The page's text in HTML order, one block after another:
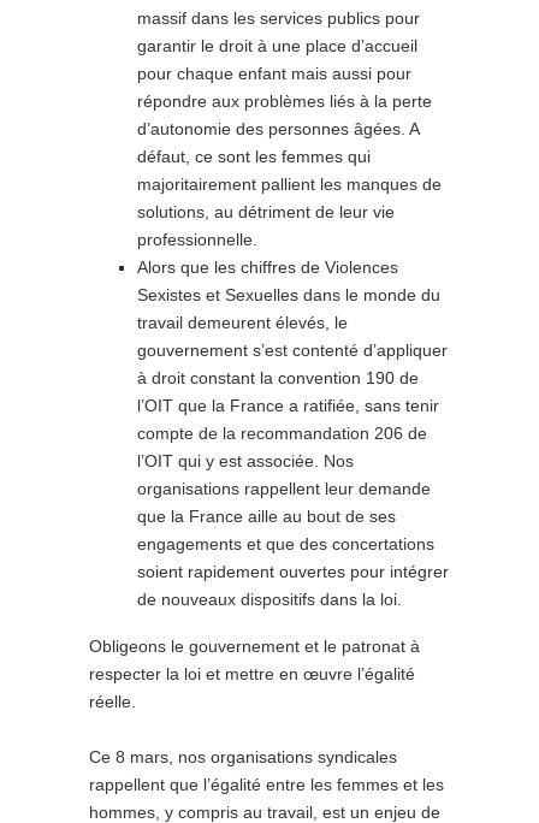
massif dans les services publics pour
garantir le droit à une place d’accueil
pour chaque enfant mais aussi pour
répondre aux problèmes liés à la perte
d’autonomie des personnes âgées. A
défaut, ce sont les femmes qui
majoritairement pallient les manques de
solutions, au détriment de leur vie
professionnelle.
Alors que les chiffres de Violences
Sexistes et Sexuelles dans le monde du
travail demeurent élevés, le
gouvernement s’est contenté d’appliquer
à droit constant la convention 190 de
l’OIT que la France a ratifiée, sans tenir
compte de la recommandation 206 de
l’OIT qui y est associée. Nos
organisations rappellent leur demande
que la France aille au bout de ses
engagements et que des concertations
soient rapidement ouvertes pour intégrer
de nouveaux dispositifs dans la loi.
Obligeons le gouvernement et le patronat à
respecter la loi et mettre en œuvre l’égalité
réelle.
Ce 8 mars, nos organisations syndicales
rappellent que l’égalité entre les femmes et les
hommes, y compris au travail, est un enjeu de